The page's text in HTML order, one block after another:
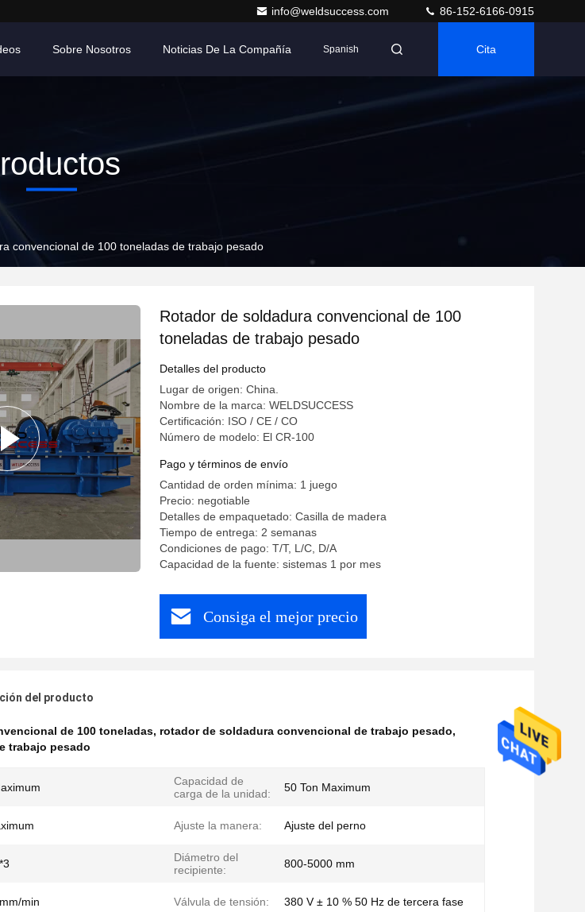
info@weldsuccess.com 86-152-6166-0915
Sobre Nosotros Noticias De La Compañía Spanish Cita
convencional de 100 toneladas de trabajo pesado
Rotador de soldadura convencional de 100
toneladas de trabajo pesado
Detalles del producto
Lugar de origen: China.
Nombre de la marca: WELDSUCCESS
Certificación: ISO / CE / CO
Número de modelo: El CR-100
Pago y términos de envío
Cantidad de orden mínima: 1 juego
Precio: negotiable
Detalles de empaquetado: Casilla de madera
Tiempo de entrega: 2 semanas
Condiciones de pago: T/T, L/C, D/A
Capacidad de la fuente: sistemas 1 por mes
Consiga el mejor precio
del producto
de 100 toneladas, rotador de soldadura convencional de trabajo pesado,
trabajo pesado
Capacidad de
carga de la unidad:
50 Ton Maximum
Ajuste la manera: Ajuste del perno
Diámetro del
recipiente:
800-5000 mm
min Válvula de tensión: 380 V ± 10 % 50 Hz de tercera fase